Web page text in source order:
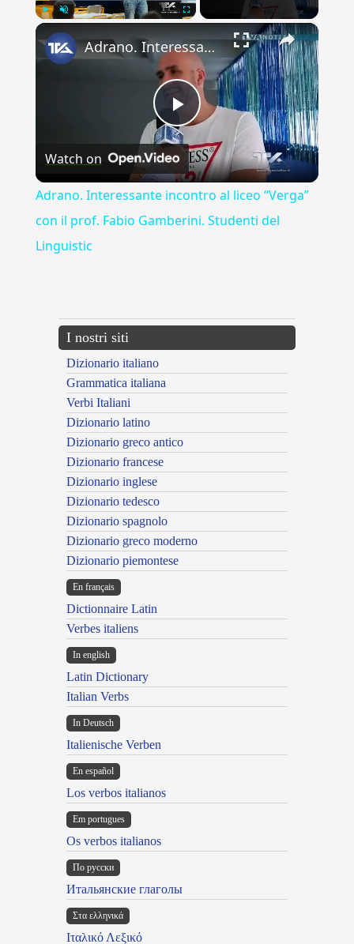
×
Play
Video
Adrano. Interessante incontro al liceo “Verga” con il prof. Fabio Gamberini. Studenti del Linguistic
Watch on
Adrano. Interessante incontro al liceo “Verga”
con il prof. Fabio Gamberini. Studenti del
Linguistic
I nostri siti
Dizionario italiano
Grammatica italiana
Verbi Italiani
Dizionario latino
Dizionario greco antico
Dizionario francese
Dizionario inglese
Dizionario tedesco
Dizionario spagnolo
Dizionario greco moderno
Dizionario piemontese
En français
Dictionnaire Latin
Verbes italiens
In english
Latin Dictionary
Italian Verbs
In Deutsch
Italienische Verben
En español
Los verbos italianos
Em portugues
Os verbos italianos
По русски
Итальянские глаголы
Στα ελληνικά
Ιταλικό Λεξικό